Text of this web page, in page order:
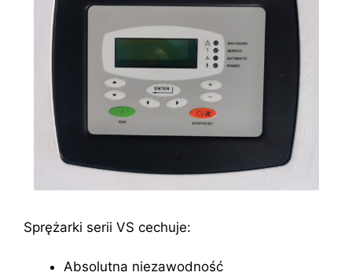
Sprężarki serii VS cechuje:
Absolutna niezawodność